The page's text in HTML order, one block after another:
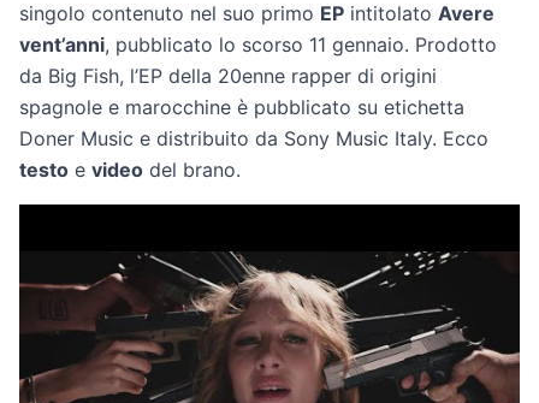
singolo contenuto nel suo primo EP intitolato Avere
vent’anni, pubblicato lo scorso 11 gennaio. Prodotto
da Big Fish, l’EP della 20enne rapper di origini
spagnole e marocchine è pubblicato su etichetta
Doner Music e distribuito da Sony Music Italy. Ecco
testo e video del brano.